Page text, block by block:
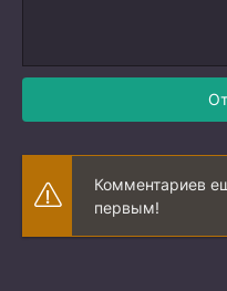
Комментариев
первым!